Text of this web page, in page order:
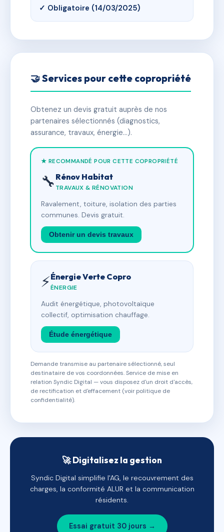
✓ Obligatoire (14/03/2025)
🤝 Services pour cette copropriété
Obtenez un devis gratuit auprès de nos
partenaires sélectionnés (diagnostics,
assurance, travaux, énergie…).
★ RECOMMANDÉ POUR CETTE COPROPRIÉTÉ
🔧 Rénov Habitat
TRAVAUX & RÉNOVATION
Ravalement, toiture, isolation des parties
communes. Devis gratuit.
Obtenir un devis travaux
⚡Énergie Verte Copro
ÉNERGIE
Audit énergétique, photovoltaïque
collectif, optimisation chauffage.
Étude énergétique
Demande transmise au partenaire sélectionné, seul
destinataire de vos coordonnées. Service de mise en
relation Syndic Digital — vous disposez d'un droit d'accès,
de rectification et d'effacement (voir politique de
confidentialité).
🚀 Digitalisez la gestion
Syndic Digital simplifie l'AG, le recouvrement des
charges, la conformité ALUR et la communication
résidents.
Essai gratuit 30 jours →